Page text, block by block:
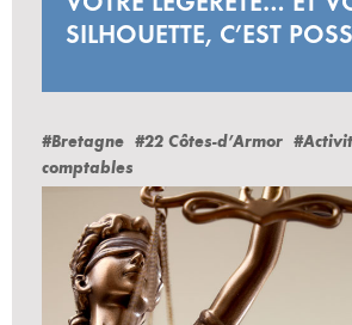
SILHOUETTE, C’EST
#Bretagne #22 Côtes-d’Armor
comptables